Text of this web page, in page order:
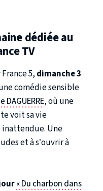
dédiée au
TV
5, dimanche 3
comédie sensible
, où une
voit sa vie
inattendue. Une
et à s’ouvrir à
« Du charbon dans